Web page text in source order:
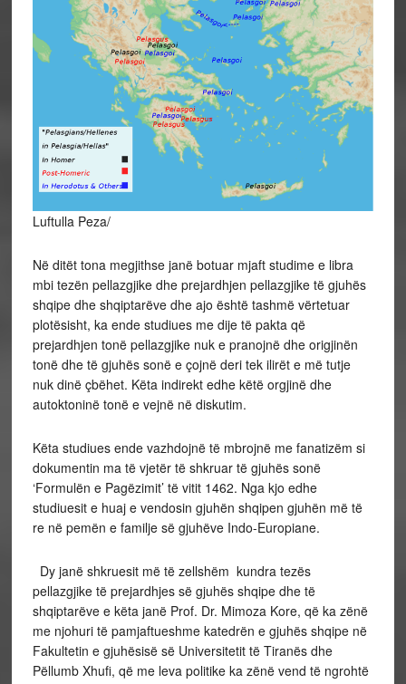
Luftulla Peza/
Në ditët tona megjithse janë botuar mjaft studime e libra
mbi tezën pellazgjike dhe prejardhjen pellazgjike të gjuhës
shqipe dhe shqiptarëve dhe ajo është tashmë vërtetuar
plotësisht, ka ende studiues me dije të pakta që
prejardhjen tonë pellazgjike nuk e pranojnë dhe origjinën
tonë dhe të gjuhës sonë e çojnë deri tek ilirët e më tutje
nuk dinë çbëhet. Këta indirekt edhe këtë orgjinë dhe
autoktoninë tonë e vejnë në diskutim.
Këta studiues ende vazhdojnë të mbrojnë me fanatizëm si
dokumentin ma të vjetër të shkruar të gjuhës sonë
‘Formulën e Pagëzimit’ të vitit 1462. Nga kjo edhe
studiuesit e huaj e vendosin gjuhën shqipen gjuhën më të
re në pemën e familje së gjuhëve Indo-Europiane.
Dy janë shkruesit më të zellshëm kundra tezës
pellazgjike të prejardhjes së gjuhës shqipe dhe të
shqiptarëve e këta janë Prof. Dr. Mimoza Kore, që ka zënë
me njohuri të pamjaftueshme katedrën e gjuhës shqipe në
Fakultetin e gjuhësisë së Universitetit të Tiranës dhe
Pëllumb Xhufi, që me leva politike ka zënë vend të ngrohtë